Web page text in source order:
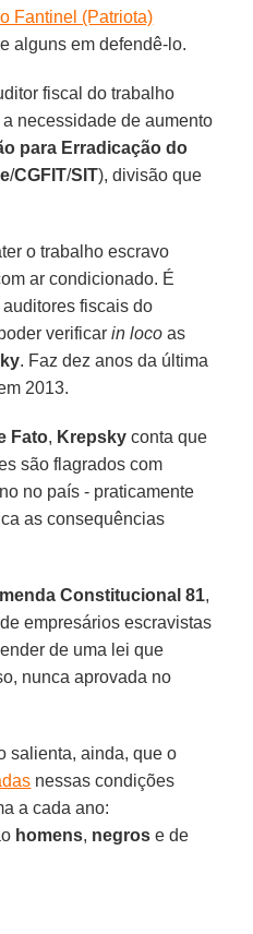
Fantinel (Patriota)
alguns em defendê-lo.
fiscal do trabalho
a necessidade de aumento
para Erradicação do
/CGFIT/SIT), divisão que
o trabalho escravo
ar condicionado. É
fiscais do
verificarin loco as
. Faz dez anos da última
2013.
Fato, Krepsky conta que
são flagrados com
no país - praticamente
as consequências
Constitucional 81,
empresários escravistas
de uma lei que
nunca aprovada no
salienta, ainda, que o
nessas condições
a cada ano:
homens, negros e de